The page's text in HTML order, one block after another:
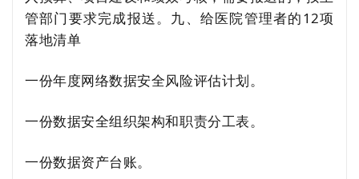
管部门要求完成报送。九、给医院管理者的12项
落地清单
一份年度网络数据安全风险评估计划。
一份数据安全组织架构和职责分工表。
一份数据资产台账。